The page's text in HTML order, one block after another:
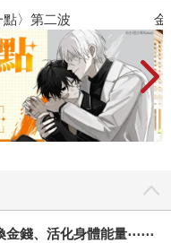
〉第二波 金
金錢、活化身體能量⋯⋯